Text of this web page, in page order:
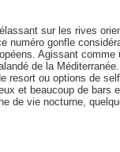
sur les rives
numéro gonfle
Agissant
de la
resort ou options de
et beaucoup de bars
de vie nocturne,